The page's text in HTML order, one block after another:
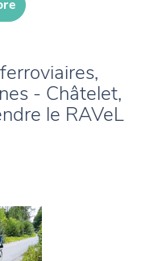
- Châtelet,
le RAVeL